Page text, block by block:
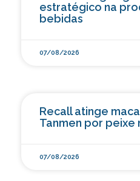
estratégico na
bebidas
07/08/2026
Recall atinge
Tanmen por
07/08/2026